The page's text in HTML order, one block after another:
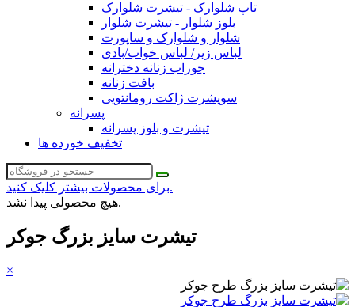
تاپ شلوارک - تیشرت شلوارک
بلوز شلوار - تیشرت شلوار
شلوار و شلوارک و ساپورت
لباس زیر/ لباس خواب/بادی
جوراب زنانه دخترانه
بافت زنانه
سویشرت ژاکت رومانتویی
پسرانه
تیشرت و بلوز پسرانه
تخفیف خورده ها
برای محصولات بیشتر کلیک کنید.
هیچ محصولی پیدا نشد.
تیشرت سایز بزرگ جوکر
×